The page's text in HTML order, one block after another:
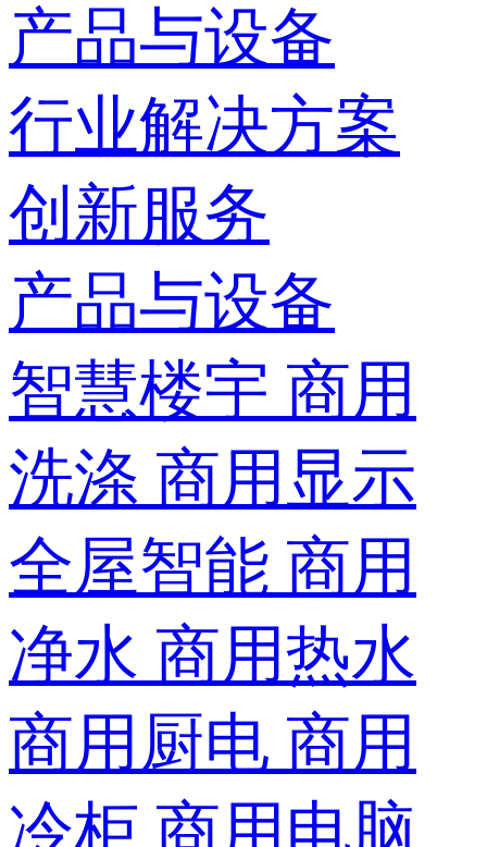
产品与设备
行业解决方案
创新服务
产品与设备
智慧楼宇 商用
洗涤 商用显示
全屋智能 商用
净水 商用热水
商用厨电 商用
冷柜 商用电脑